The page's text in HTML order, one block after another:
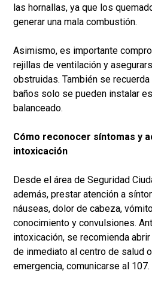
las hornallas, ya que los
generar una mala combustión.
Asimismo, es importante
rejillas de ventilación y
obstruidas. También se
baños solo se pueden instalar
balanceado.
Cómo reconocer síntomas y
intoxicación
Desde el área de Seguridad
además, prestar atención a
náuseas, dolor de cabeza,
conocimiento y convulsiones.
intoxicación, se recomienda
de inmediato al centro de salud
emergencia, comunicarse al 107.